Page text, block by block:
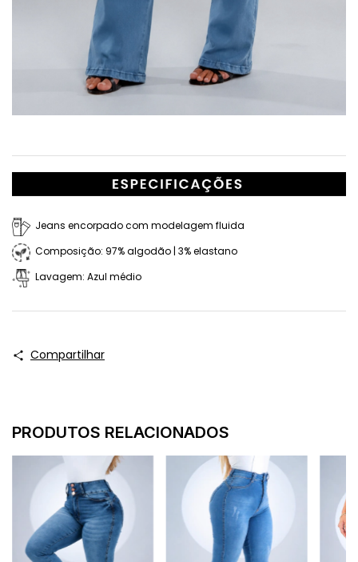
Jeans encorpado com modelagem fluida
Composição: 97% algodão | 3% elastano
Lavagem: Azul médio
Compartilhar
PRODUTOS RELACIONADOS